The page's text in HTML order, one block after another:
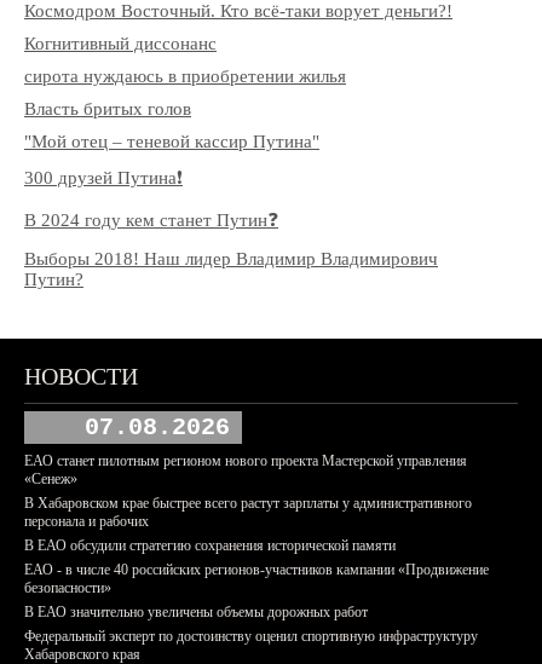
Космодром Восточный. Кто всё-таки ворует деньги?!
Когнитивный диссонанс
сирота нуждаюсь в приобретении жилья
Власть бритых голов
"Мой отец – теневой кассир Путина"
300 друзей Путина❗️
В 2024 году кем станет Путин❓
Выборы 2018! Наш лидер Владимир Владимирович
Путин?
НОВОСТИ
07.08.2026
ЕАО станет пилотным регионом нового проекта Мастерской управления
«Сенеж»
В Хабаровском крае быстрее всего растут зарплаты у административного
персонала и рабочих
В ЕАО обсудили стратегию сохранения исторической памяти
ЕАО - в числе 40 российских регионов-участников кампании «Продвижение
безопасности»
В ЕАО значительно увеличены объемы дорожных работ
Федеральный эксперт по достоинству оценил спортивную инфраструктуру
Хабаровского края